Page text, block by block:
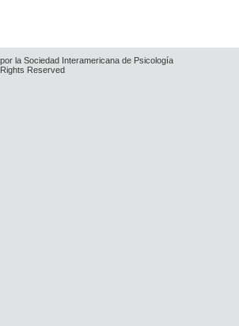
la Sociedad Interamericana de Psicología
Reserved